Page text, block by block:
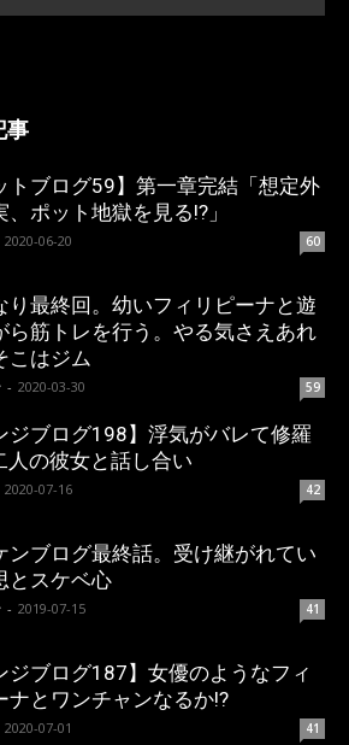
事
トブログ59】第一章完結「想定外
、ポット地獄を見る!?」
2020-06-20 60
り最終回。幼いフィリピーナと遊
ら筋トレを行う。やる気さえあれ
こはジム
- 2020-03-30 59
ジブログ198】浮気がバレて修羅
人の彼女と話し合い
2020-07-16 42
ンブログ最終話。受け継がれてい
とスケベ心
- 2019-07-15 41
ジブログ187】女優のようなフィ
ナとワンチャンなるか!?
2020-07-01 41